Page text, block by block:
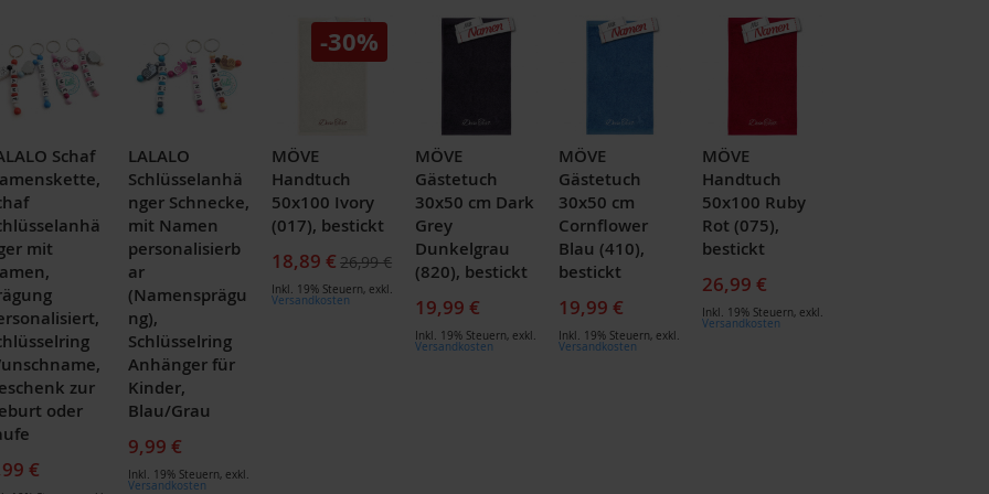
Schaf
mit
zur
oder
€
LALALO
Schlüsselanhä
nger Schnecke,
mit Namen
personalisierb
ar
(Namensprägu
ng),
Schlüsselring
Anhänger für
Kinder,
Blau/Grau
9,99 €
Inkl. 19% Steuern, exkl.
Versandkosten
-30%
MÖVE
Handtuch
50x100 Ivory
(017), bestickt
Sonderpreis
18,89 € 26,99 €
Inkl. 19% Steuern, exkl.
Versandkosten
MÖVE
Gästetuch
30x50 cm Dark
Grey
Dunkelgrau
(820), bestickt
19,99 €
Inkl. 19% Steuern, exkl.
Versandkosten
MÖVE
Gästetuch
30x50 cm
Cornflower
Blau (410),
bestickt
19,99 €
Inkl. 19% Steuern, exkl.
Versandkosten
MÖVE
Handtuch
50x100 Ruby
Rot (075),
bestickt
26,99 €
Inkl. 19% Steuern, exkl.
Versandkosten